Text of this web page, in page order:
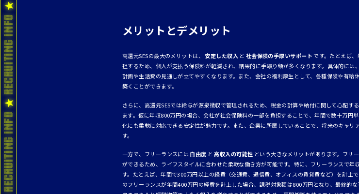
メリットとデメリット
高還元SESの最大のメリットは、 安定した収入 と 社会保険の手厚いサポート です。たとえば
担するため、個人が支払う保険料が軽減され、結果的に手取り額が多くなります。具体的に
計画や生活費の見通しが立てやすくなります。また、会社の福利厚生として、各種保険や有
築くことができます。
さらに、高還元SESでは給与が源泉徴収で管理されるため、税金の計算や納付に関して心配
ます。仮に年収800万円の場合、会社が社会保険料の一部を負担することで、年間で数十万円
化にも柔軟に対応できる安定性が魅力です。また、企業に所属していることで、将来のキャ
す。
一方で、フリーランスには 自由度 と 高収入の可能性 という大きなメリットがあります。フリ
ができるため、ライフスタイルに合わせた柔軟な働き方が可能です。特に、フリーランスで
す。たとえば、年間で300万円以上の経費（交通費、通信費、オフィスの賃貸費など）を計
のフリーランスが年間400万円の経費を計上した場合、課税対象額は800万円となり、最終的